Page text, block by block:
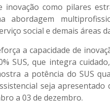
inovação como pilares
abordagem
social e demais áreas
a capacidade de
SUS, que integra
a potência do SUS
seja
a 03 de dezembro.